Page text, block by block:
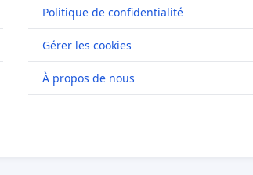
Politique de confidentialité
Gérer les cookies
À propos de nous